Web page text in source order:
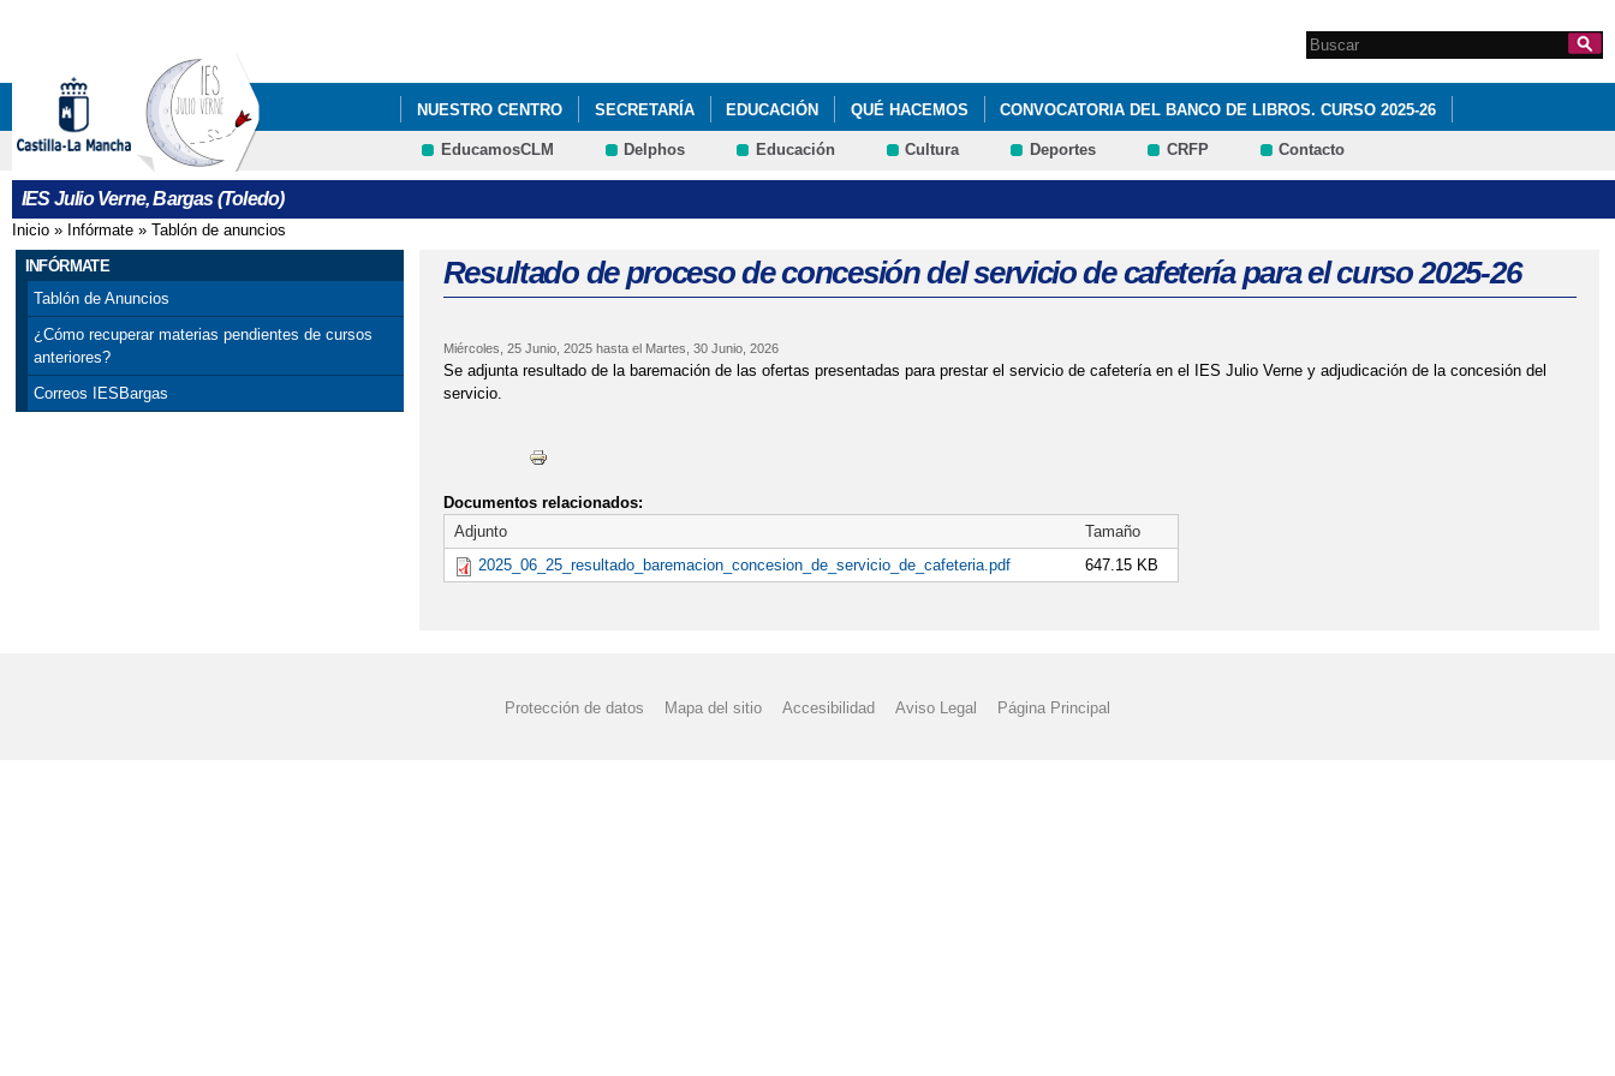
Formulario de
búsqueda
Search this site
NUESTRO CENTRO SECRETARÍA EDUCACIÓN QUÉ HACEMOS CONVOCATORIA DEL BANCO DE LIBROS. CURSO 2025-26
LIBROS DE TEXTO PARA EL CURSO 2024-25
EducamosCLM Delphos Educación Cultura Deportes CRFP Contacto
IES Julio Verne, Bargas (Toledo)
Se encuentra usted aquí
Inicio » Infórmate » Tablón de anuncios
INFÓRMATE
Tablón de Anuncios
¿Cómo recuperar materias pendientes de cursos
anteriores?
Correos IESBargas
Resultado de proceso de concesión del servicio de cafetería para el curso 2025-26
Miércoles, 25 Junio, 2025hasta el Martes, 30 Junio, 2026
Se adjunta resultado de la baremación de las ofertas presentadas para prestar el servicio de cafetería en el IES Julio Verne y adjudicación de la concesión del
servicio.
Documentos relacionados:
Adjunto
Tamaño
2025_06_25_resultado_baremacion_concesion_de_servicio_de_cafeteria.pdf
647.15 KB
Protección de datos Mapa del sitio Accesibilidad Aviso Legal Página Principal